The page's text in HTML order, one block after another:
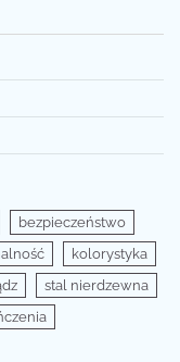
bezpieczeństwo
kolorystyka
stal nierdzewna